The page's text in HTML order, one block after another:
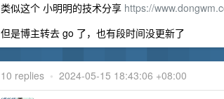
类似这个 小明明的技术分享 https://
但是博主转去 go 了，也有段时间没更新了
10 replies • 2024-05-15 18:43:06 +08:00